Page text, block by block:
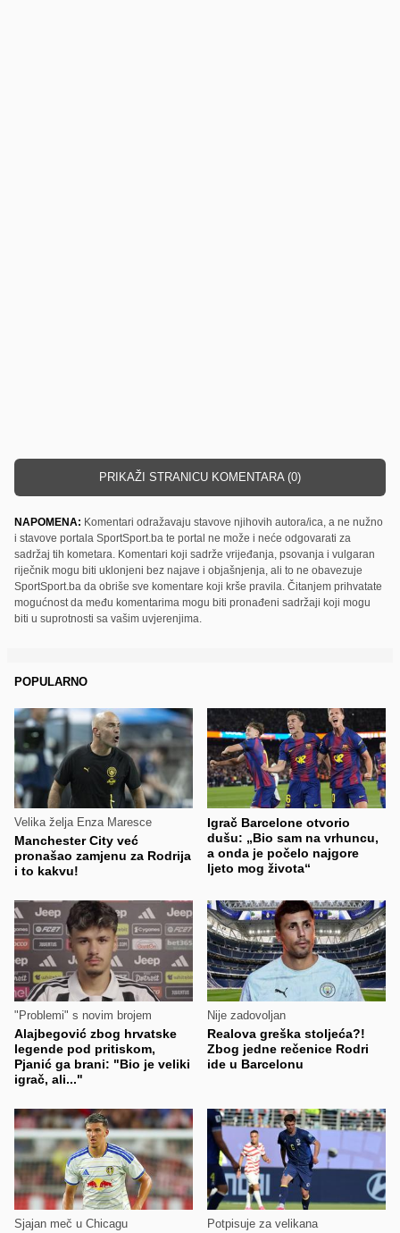
PRIKAŽI STRANICU KOMENTARA (0)
NAPOMENA: Komentari odražavaju stavove njihovih autora/ica, a ne nužno
i stavove portala SportSport.ba te portal ne može i neće odgovarati za
sadržaj tih kometara. Komentari koji sadrže vrijeđanja, psovanja i vulgaran
riječnik mogu biti uklonjeni bez najave i objašnjenja, ali to ne obavezuje
SportSport.ba da obriše sve komentare koji krše pravila. Čitanjem prihvatate
mogućnost da među komentarima mogu biti pronađeni sadržaji koji mogu
biti u suprotnosti sa vašim uvjerenjima.
POPULARNO
Velika želja Enza Maresce
Manchester City već
pronašao zamjenu za Rodrija
i to kakvu!
Igrač Barcelone otvorio
dušu: „Bio sam na vrhuncu,
a onda je počelo najgore
ljeto mog života“
"Problemi" s novim brojem
Alajbegović zbog hrvatske
legende pod pritiskom,
Pjanić ga brani: "Bio je veliki
igrač, ali..."
Nije zadovoljan
Realova greška stoljeća?!
Zbog jedne rečenice Rodri
ide u Barcelonu
Sjajan meč u Chicagu Potpisuje za velikana